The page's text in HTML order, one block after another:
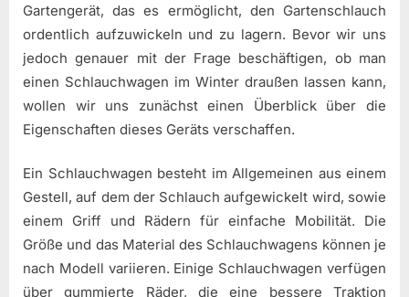
Gartengerät, das es ermöglicht, den Gartenschlauch
ordentlich aufzuwickeln und zu lagern. Bevor wir uns
jedoch genauer mit der Frage beschäftigen, ob man
einen Schlauchwagen im Winter draußen lassen kann,
wollen wir uns zunächst einen Überblick über die
Eigenschaften dieses Geräts verschaffen.
Ein Schlauchwagen besteht im Allgemeinen aus einem
Gestell, auf dem der Schlauch aufgewickelt wird, sowie
einem Griff und Rädern für einfache Mobilität. Die
Größe und das Material des Schlauchwagens können je
nach Modell variieren. Einige Schlauchwagen verfügen
über gummierte Räder, die eine bessere Traktion